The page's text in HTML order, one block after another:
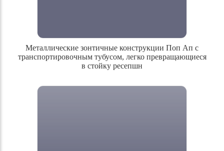
Металлические зонтичные конструкции Поп Ап с
транспортировочным тубусом, легко превращающиеся
в стойку ресепшн